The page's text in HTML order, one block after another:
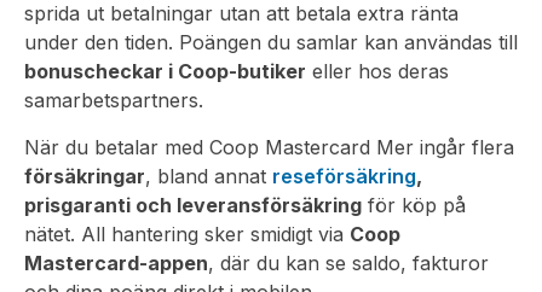
sprida ut betalningar utan att betala extra ränta
under den tiden. Poängen du samlar kan användas till
bonuscheckar i Coop-butiker eller hos deras
samarbetspartners.
När du betalar med Coop Mastercard Mer ingår flera
försäkringar, bland annat reseförsäkring,
prisgaranti och leveransförsäkring för köp på
nätet. All hantering sker smidigt via Coop
Mastercard-appen, där du kan se saldo, fakturor